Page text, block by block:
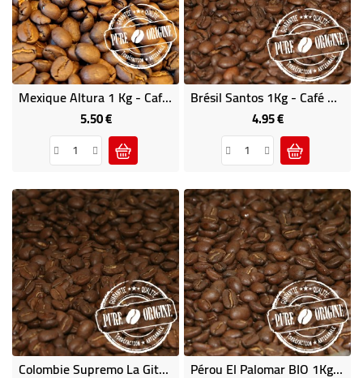
Mexique Altura 1 Kg - Café D'Amérique Centrale
5.50 €Price
Brésil Santos 1Kg - Café D'Amérique Du Sud
4.95 €Price
Colombie Supremo La Gitana 1Kg - Café D'Amérique Du Sud Pérou El Palomar BIO 1Kg - Café D'Amérique Du Sud